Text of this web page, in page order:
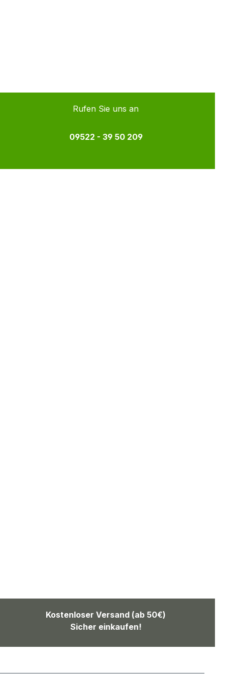
Rufen Sie uns an
09522 - 39 50 209
Kostenloser Versand (ab 50€)
Sicher einkaufen!